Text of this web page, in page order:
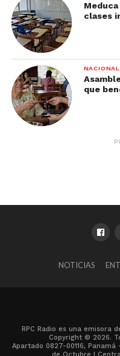
clases
que
NOTICIAS
RPC Radio es una emisora
Copyright © 2026.
Apartado 0827-00116,